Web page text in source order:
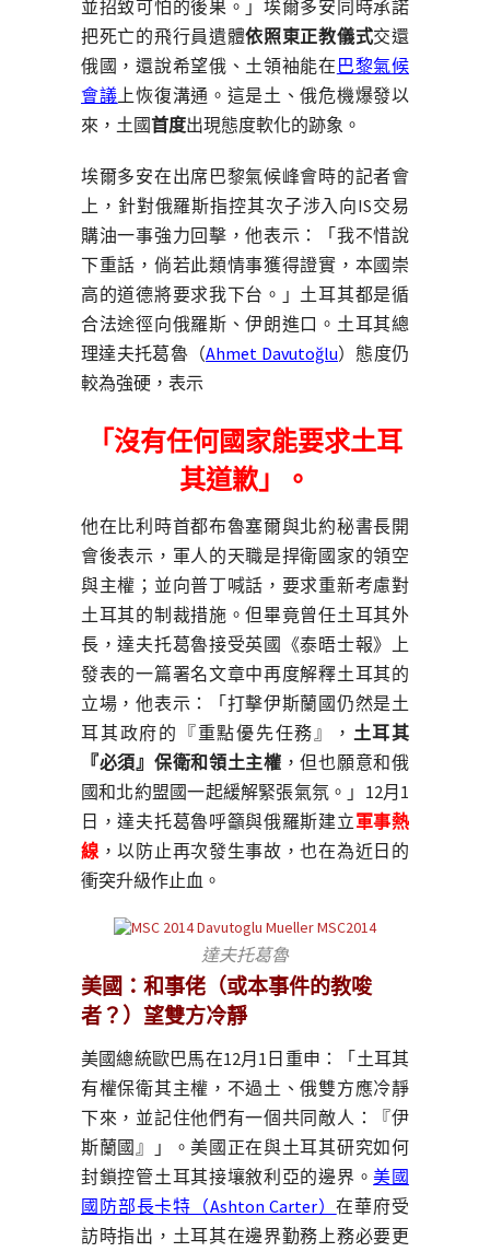
並招致可怕的後果。」埃爾多安同時承諾
把死亡的飛行員遺體依照東正教儀式交還
俄國，還說希望俄、土領袖能在 巴黎氣候
會議上恢復溝通。這是土、俄危機爆發以
來，土國首度出現態度軟化的跡象。
埃爾多安在出席巴黎氣候峰會時的記者會
上，針對俄羅斯指控其次子涉入向IS交易
購油一事強力回擊，他表示：「我不惜說
下重話，倘若此類情事獲得證實，本國崇
高的道德將要求我下台。」土耳其都是循
合法途徑向俄羅斯、伊朗進口。土耳其總
理達夫托葛魯（Ahmet Davutoğlu）態度仍
較為強硬，表示
「沒有任何國家能要求土耳
其道歉」
。
他在比利時首都布魯塞爾與北約秘書長開
會後表示，軍人的天職是捍衛國家的領空
與主權；並向普丁喊話，要求重新考慮對
土耳其的制裁措施。但畢竟曾任土耳其外
長，達夫托葛魯接受英國《泰晤士報》上
發表的一篇署名文章中再度解釋土耳其的
立場，他表示：「打擊伊斯蘭國仍然是土
耳其政府的『重點優先任務』， 土耳其
『必須』保衛和領土主權 ，但也願意和俄
國和北約盟國一起緩解緊張氣氛。」12月1
日，達夫托葛魯呼籲與俄羅斯建立軍事熱
線 ，以防止再次發生事故，也在為近日的
衝突升級作止血。
達夫托葛魯
美國：和事佬（或本事件的教唆
者？）望雙方冷靜
美國總統歐巴馬在12月1日重申：「土耳其
有權保衛其主權，不過土、俄雙方應冷靜
下來，並記住他們有一個共同敵人：『伊
斯蘭國』」。美國正在與土耳其研究如何
封鎖控管土耳其接壤敘利亞的邊界。美國
國防部長卡特（Ashton Carter）在華府受
訪時指出，土耳其在邊界勤務上務必要更